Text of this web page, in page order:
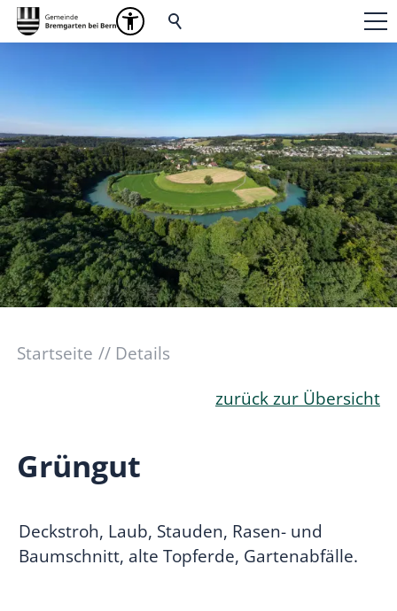
Startseite
Details
zurück zur Übersicht
Grüngut
Deckstroh, Laub, Stauden, Rasen- und
Baumschnitt, alte Topferde, Gartenabfälle.